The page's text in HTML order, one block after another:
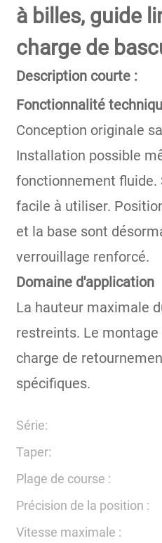
à billes, guide
charge de
Description courte :
Fonctionnalité
Conception originale
Installation possible
fonctionnement fluide.
facile à utiliser.
et la base sont
verrouillage renforcé.
Domaine d'application
La hauteur maximale
restreints. Le
charge de
spécifiques.
Série:
Taper:
Plage de course :
Précision de la position :
Vitesse maximale :